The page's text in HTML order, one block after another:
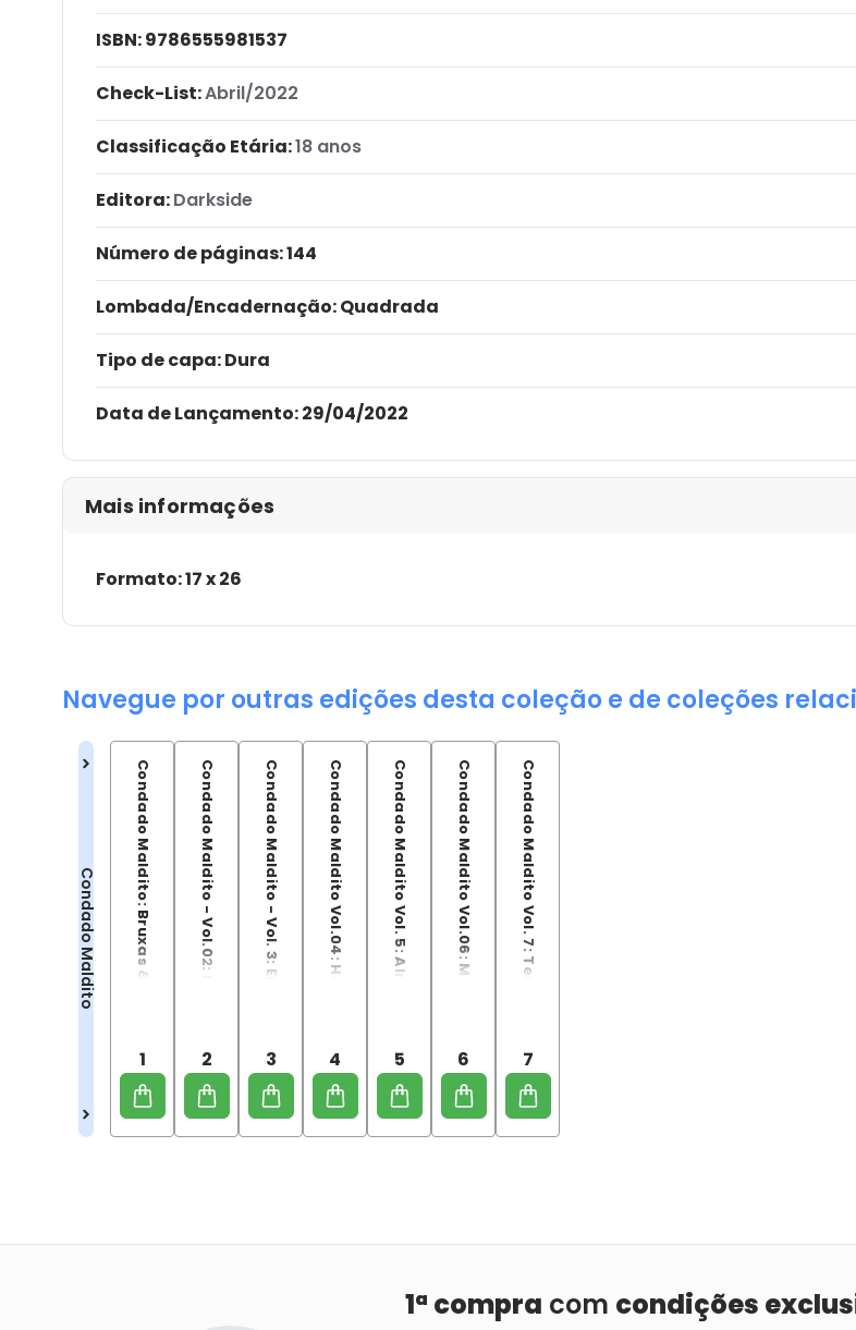
ISBN:9786555981537
Check-List:Abril/2022
Classificação Etária:18 anos
Editora:Darkside
Número de páginas: 144
Lombada/Encadernação: Quadrada
Tipo de capa:Dura
Data de Lançamento:29/04/2022
Mais informações
Formato: 17 x 26
Navegue por outras edições desta coleção e de coleções
Condado Maldito Condado Maldito: Bruxas & Assombrações
1 Condado Maldito - Vol.02: Maus Presságios
2 Condado Maldito - Vol. 3: Encantadora de Serpentes
3 Condado Maldito Vol.04: Herança de Família
4 Condado Maldito Vol. 5: Almas Abandonadas
5 Condado Maldito Vol.06: Magia em Conflito
6 Condado Maldito Vol. 7: Temporada das Sombras
7